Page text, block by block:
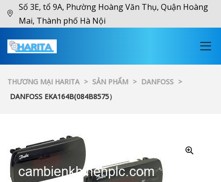
Số 3E, tổ 9A, Phường Hoàng Văn Thụ, Quận Hoàng
Mai, Thành phố Hà Nội
THƯƠNG MẠI HARITA > SẢN PHẨM > DANFOSS >
DANFOSS EKA164B(084B8575）